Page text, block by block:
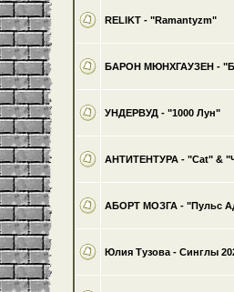
RELIKT - "Ramantyzm"
БАРОН МЮНХГАУЗЕН -
УНДЕРВУД - "1000 Лун"
АНТИТЕНТУРА - "Cat" &
АБОРТ МОЗГА - "Пульс
Юлия Тузова - Синглы